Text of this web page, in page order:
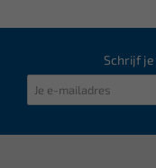
Schrijf